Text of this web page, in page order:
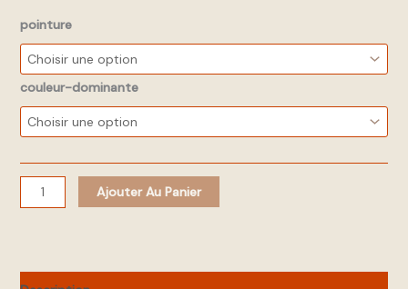
pointure
couleur-dominante
Ajouter Au Panier